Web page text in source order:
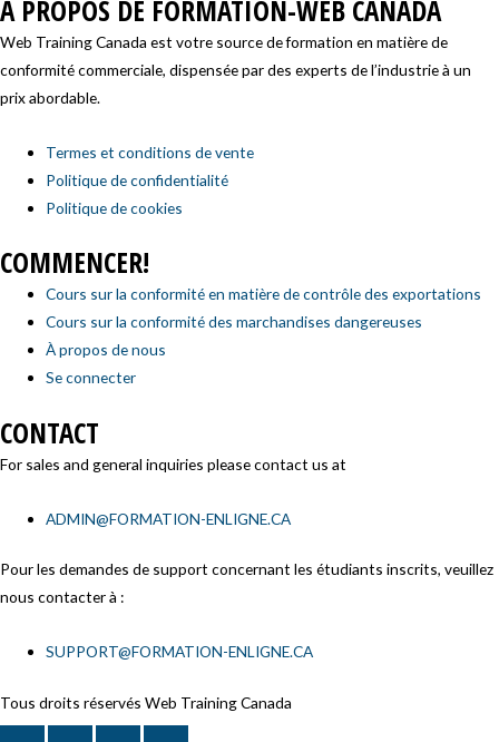
À PROPOS DE FORMATION-WEB CANADA
Web Training Canada est votre source de formation en matière de
conformité commerciale, dispensée par des experts de l’industrie à un
prix abordable.
Termes et conditions de vente
Politique de confidentialité
Politique de cookies
COMMENCER!
Cours sur la conformité en matière de contrôle des exportations
Cours sur la conformité des marchandises dangereuses
À propos de nous
Se connecter
CONTACT
For sales and general inquiries please contact us at
ADMIN@FORMATION-ENLIGNE.CA
Pour les demandes de support concernant les étudiants inscrits, veuillez
nous contacter à :
SUPPORT@FORMATION-ENLIGNE.CA
Tous droits réservés Web Training Canada